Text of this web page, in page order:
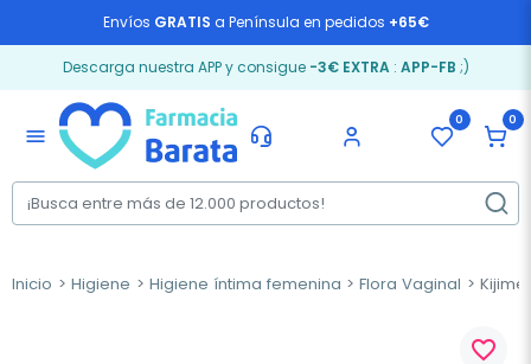
Envíos GRATIS a Península en pedidos +65€
Descarga nuestra APP y consigue -3€ EXTRA: APP-FB ;)
menu
0 0
Inicio Higiene Higiene íntima femenina Flora Vaginal
favorite_border